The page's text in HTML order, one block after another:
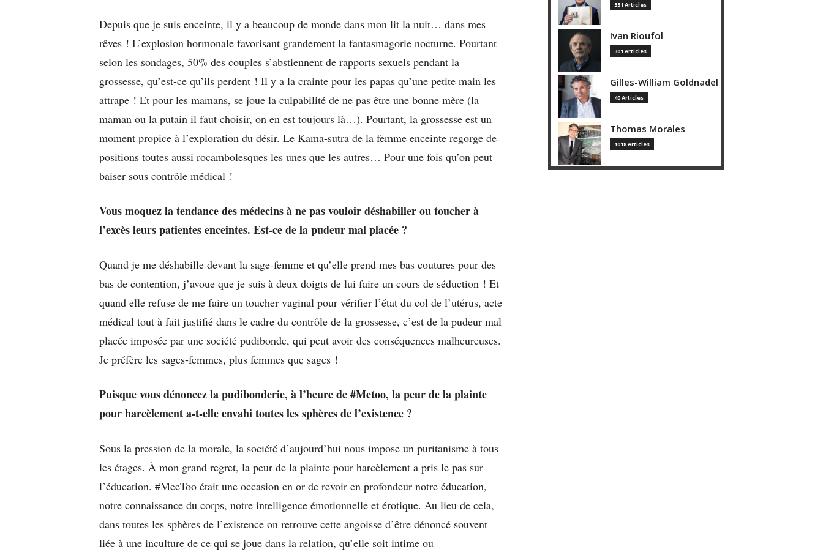
Depuis que je suis enceinte, il y a beaucoup de monde dans mon lit la nuit… dans mes
rêves ! L’explosion hormonale favorisant grandement la fantasmagorie nocturne. Pourtant
selon les sondages, 50% des couples s’abstiennent de rapports sexuels pendant la
grossesse, qu’est-ce qu’ils perdent ! Il y a la crainte pour les papas qu’une petite main les
attrape ! Et pour les mamans, se joue la culpabilité de ne pas être une bonne mère (la
maman ou la putain il faut choisir, on en est toujours là…). Pourtant, la grossesse est un
moment propice à l’exploration du désir. Le Kama-sutra de la femme enceinte regorge de
positions toutes aussi rocambolesques les unes que les autres… Pour une fois qu’on peut
baiser sous contrôle médical !
Vous moquez la tendance des médecins à ne pas vouloir déshabiller ou toucher à
l’excès leurs patientes enceintes. Est-ce de la pudeur mal placée ?
Quand je me déshabille devant la sage-femme et qu’elle prend mes bas coutures pour des
bas de contention, j’avoue que je suis à deux doigts de lui faire un cours de séduction ! Et
quand elle refuse de me faire un toucher vaginal pour vérifier l’état du col de l’utérus, acte
médical tout à fait justifié dans le cadre du contrôle de la grossesse, c’est de la pudeur mal
placée imposée par une société pudibonde, qui peut avoir des conséquences malheureuses.
Je préfère les sages-femmes, plus femmes que sages !
Puisque vous dénoncez la pudibonderie, à l’heure de #Metoo, la peur de la plainte
pour harcèlement a-t-elle envahi toutes les sphères de l’existence ?
Sous la pression de la morale, la société d’aujourd’hui nous impose un puritanisme à tous
les étages. À mon grand regret, la peur de la plainte pour harcèlement a pris le pas sur
l’éducation. #MeeToo était une occasion en or de revoir en profondeur notre éducation,
notre connaissance du corps, notre intelligence émotionnelle et érotique. Au lieu de cela,
dans toutes les sphères de l’existence on retrouve cette angoisse d’être dénoncé souvent
liée à une inculture de ce qui se joue dans la relation, qu’elle soit intime ou
351 Articles
Ivan Rioufol
301 Articles
Gilles-William Goldnadel
40 Articles
Thomas Morales
1018 Articles